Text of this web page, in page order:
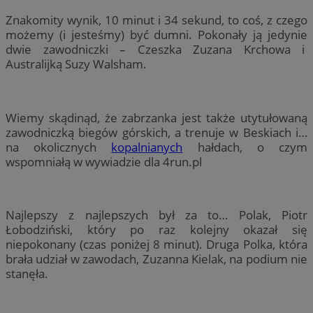
Znakomity wynik, 10 minut i 34 sekund, to coś, z czego
możemy (i jesteśmy) być dumni. Pokonały ją jedynie
dwie zawodniczki – Czeszka Zuzana Krchowa i
Australijką Suzy Walsham.
Wiemy skądinąd, że zabrzanka jest także utytułowaną
zawodniczką biegów górskich, a trenuje w Beskiach i…
na okolicznych kopalnianych hałdach, o czym
wspomniałą w wywiadzie dla 4run.pl
Najlepszy z najlepszych był za to… Polak, Piotr
Łobodziński, który po raz kolejny okazał się
niepokonany (czas poniżej 8 minut). Druga Polka, która
brała udział w zawodach, Zuzanna Kielak, na podium nie
stanęła.